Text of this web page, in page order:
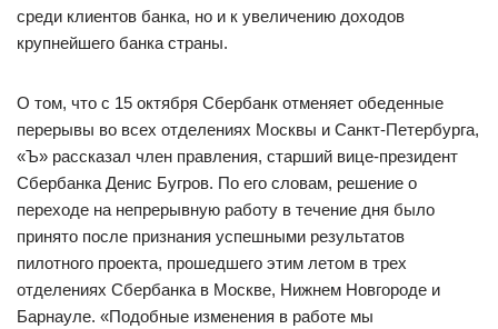
среди клиентов банка, но и к увеличению доходов
крупнейшего банка страны.
О том, что с 15 октября Сбербанк отменяет обеденные
перерывы во всех отделениях Москвы и Санкт-Петербурга,
«Ъ» рассказал член правления, старший вице-президент
Сбербанка Денис Бугров. По его словам, решение о
переходе на непрерывную работу в течение дня было
принято после признания успешными результатов
пилотного проекта, прошедшего этим летом в трех
отделениях Сбербанка в Москве, Нижнем Новгороде и
Барнауле. «Подобные изменения в работе мы